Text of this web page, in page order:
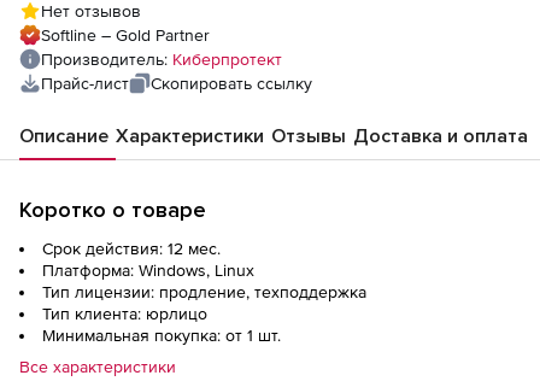
Расширенная редакция для почтового
ящика на 1 год для образовательных
организаций), 500 почтовых ящиков, EDU
Нет отзывов
Softline – Gold Partner
Производитель: Киберпротект
Прайс-лист
Скопировать ссылку
Описание Характеристики Отзывы Доставка и оплата
Коротко о товаре
Срок действия: 12 мес.
Платформа: Windows, Linux
Тип лицензии: продление, техподдержка
Тип клиента: юрлицо
Минимальная покупка: от 1 шт.
Все характеристики